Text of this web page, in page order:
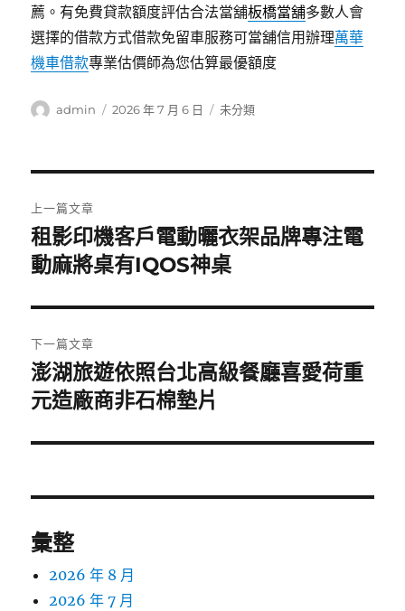
薦。有免費貸款額度評估合法當舖板橋當舖多數人會
選擇的借款方式借款免留車服務可當舖信用辦理萬華
機車借款專業估價師為您估算最優額度
作
admin
發
2026 年 7 月 6 日
分
未分類
章
導
覽
上一篇文章
上
一
文
章:
租影印機客戶電動曬衣架品牌專注電
動麻將桌有IQOS神桌
下一篇文章
下
一
文
澎湖旅遊依照台北高級餐廳喜愛荷重
元造廠商非石棉墊片
彙整
2026 年 8 月
2026 年 7 月